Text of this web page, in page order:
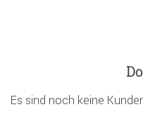
Es sind noch keine